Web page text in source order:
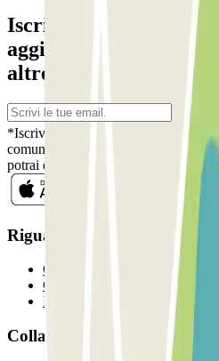
Iscriviti alla nostra
aggiornato su sconti,
altre sorprese.
*Iscrivendoti, accetti la nostra
comunicazioni commerciali da
potrai disiscriverti quando vuoi
Riguardo a Parclcik
Chi siamo
Come funziona?
I Nostri Parcheggi
Collaboriamo?